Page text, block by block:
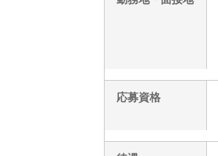
応募資格